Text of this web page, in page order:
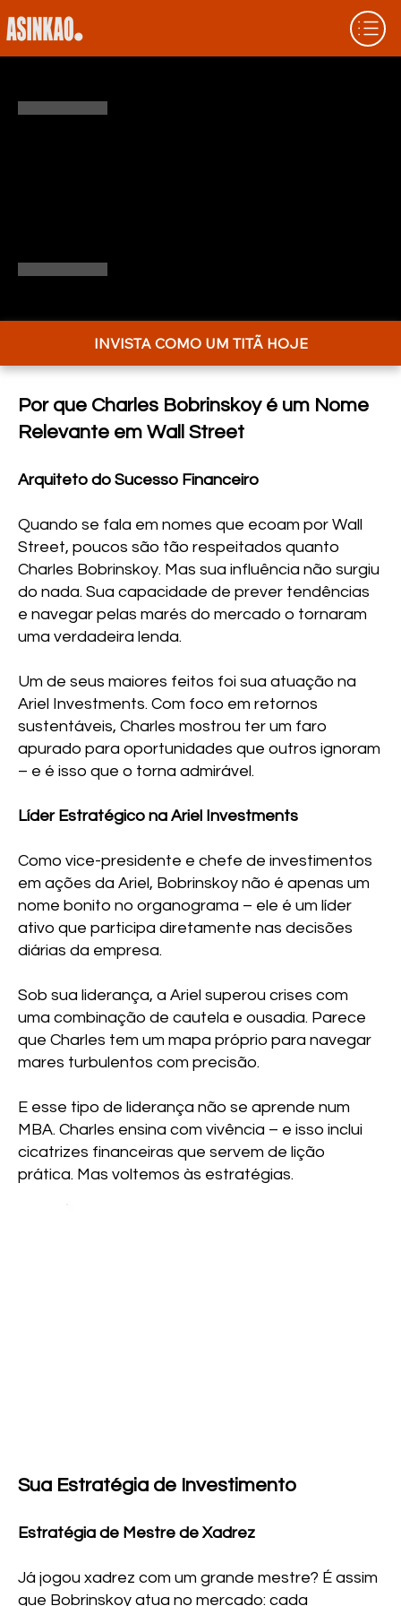
Por que Charles Bobrinskoy é um Nome
Relevante em Wall Street
Arquiteto do Sucesso Financeiro
Quando se fala em nomes que ecoam por Wall
Street, poucos são tão respeitados quanto
Charles Bobrinskoy. Mas sua influência não surgiu
do nada. Sua capacidade de prever tendências
e navegar pelas marés do mercado o tornaram
uma verdadeira lenda.
Um de seus maiores feitos foi sua atuação na
Ariel Investments. Com foco em retornos
sustentáveis, Charles mostrou ter um faro
apurado para oportunidades que outros ignoram
– e é isso que o torna admirável.
Líder Estratégico na Ariel Investments
Como vice-presidente e chefe de investimentos
em ações da Ariel, Bobrinskoy não é apenas um
nome bonito no organograma – ele é um líder
ativo que participa diretamente nas decisões
diárias da empresa.
Sob sua liderança, a Ariel superou crises com
uma combinação de cautela e ousadia. Parece
que Charles tem um mapa próprio para navegar
mares turbulentos com precisão.
E esse tipo de liderança não se aprende num
MBA. Charles ensina com vivência – e isso inclui
cicatrizes financeiras que servem de lição
prática. Mas voltemos às estratégias.
Sua Estratégia de Investimento
Estratégia de Mestre de Xadrez
Já jogou xadrez com um grande mestre? É assim
que Bobrinskoy atua no mercado: cada
INVISTA COMO UM TITÃ HOJE